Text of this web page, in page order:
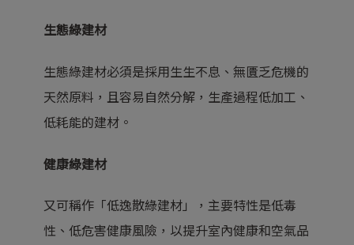
生態綠建材
生態綠建材必須是採用生生不息、無匱乏危機的
天然原料，且容易自然分解，生產過程低加工、
低耗能的建材。
健康綠建材
又可稱作「低逸散綠建材」，主要特性是低毒
性、低危害健康風險，以提升室內健康和空氣品